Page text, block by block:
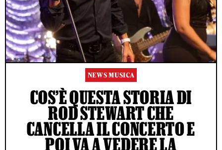
NEWS MUSICA
COS’È QUESTA STORIA DI
ROD STEWART CHE
CANCELLA IL CONCERTO E
POI VA A VEDERE LA